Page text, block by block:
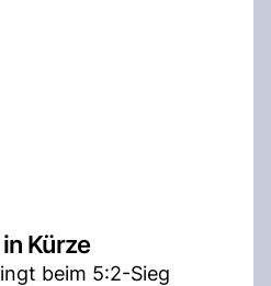
Kürze
beim 5:2-Sieg